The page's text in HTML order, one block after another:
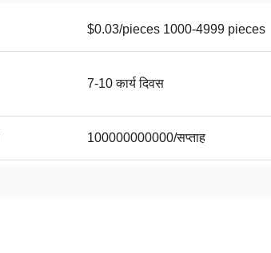
$0.03/pieces 1000-4999 pieces
7-10 कार्य दिवस
100000000000/सप्ताह